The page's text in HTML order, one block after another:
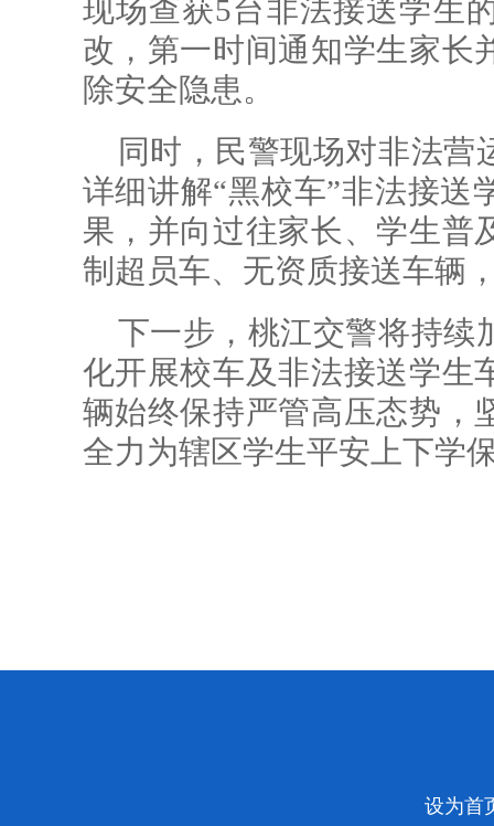
现场查获5台非法接送学生
改，第一时间通知学生家长
除安全隐患。
同时，民警现场对非法营
详细讲解“黑校车”非法接送
果，并向过往家长、学生普
制超员车、无资质接送车辆
下一步，桃江交警将持续
化开展校车及非法接送学生
辆始终保持严管高压态势，
全力为辖区学生平安上下学
设为首